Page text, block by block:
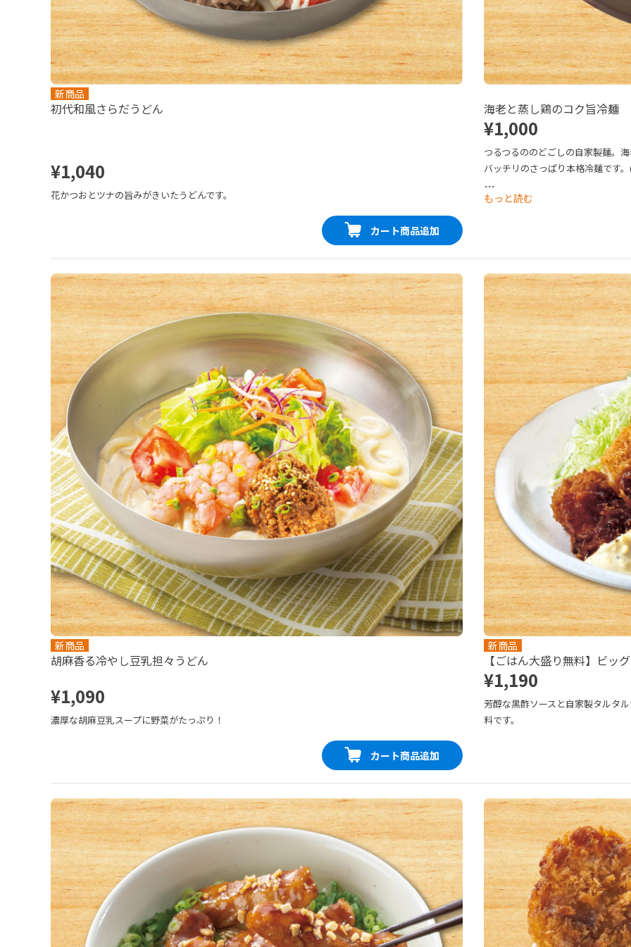
新商品
初代和風さらだうどん
¥1,040
花かつおとツナの旨みがきいたうどんです。
カート商品追加
海老と蒸し鶏のコク旨冷麺
¥1,000
つるつるののどごしの自家製麺。
バッチリのさっぱり本格冷麺です
★☆☆）
生麺orゆで麺 どちらか選べます。
…
もっと読む
新商品
胡麻香る冷やし豆乳担々うどん
¥1,090
濃厚な胡麻豆乳スープに野菜がたっぷり！
カート商品追加
新商品
【ごはん大盛り無料】ビッ
¥1,190
芳醇な黒酢ソースと自家製タルタ
料です。